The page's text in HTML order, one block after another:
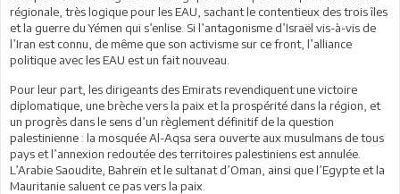
régionale, très logique pour les EAU, sachant le contentieux des trois îles
et la guerre du Yémen qui s’enlise. Si l’antagonisme d’Israël vis-à-vis de
l’Iran est connu, de même que son activisme sur ce front, l’alliance
politique avec les EAU est un fait nouveau.
Pour leur part, les dirigeants des Emirats revendiquent une victoire
diplomatique, une brèche vers la paix et la prospérité dans la région, et
un progrès dans le sens d’un règlement définitif de la question
palestinienne : la mosquée Al-Aqsa sera ouverte aux musulmans de tous
pays et l’annexion redoutée des territoires palestiniens est annulée.
L’Arabie Saoudite, Bahreïn et le sultanat d’Oman, ainsi que l’Egypte et la
Mauritanie saluent ce pas vers la paix.